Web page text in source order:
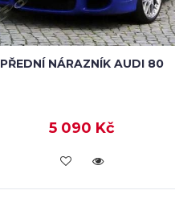
PŘEDNÍ NÁRAZNÍK AUDI 80
5 090 Kč
KOUPIT